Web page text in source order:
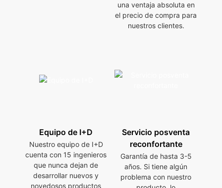
una ventaja absoluta en
el precio de compra para
nuestros clientes.
Equipo de I+D
Nuestro equipo de I+D
cuenta con 15 ingenieros
que nunca dejan de
desarrollar nuevos y
novedosos productos
Servicio posventa
reconfortante
Garantía de hasta 3-5
años. Si tiene algún
problema con nuestro